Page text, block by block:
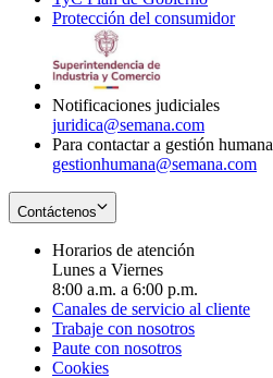
window
newin
Protección del consumidorOpens
Notificaciones judiciales
juridica@semana.com
Para contactar a gestión humana
gestionhumana@semana.com
Contáctenos
Horarios de atención
Lunes a Viernes
8:00 a.m. a 6:00 p.m.
Canales de servicio al cliente
Trabaje con nosotros
Paute con nosotros
Cookies